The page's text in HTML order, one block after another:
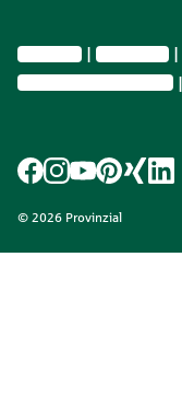
Impressum Datenschutz
Privatsphäre-Einstellungen